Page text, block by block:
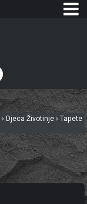
› Djeca Životinje ›Tapete